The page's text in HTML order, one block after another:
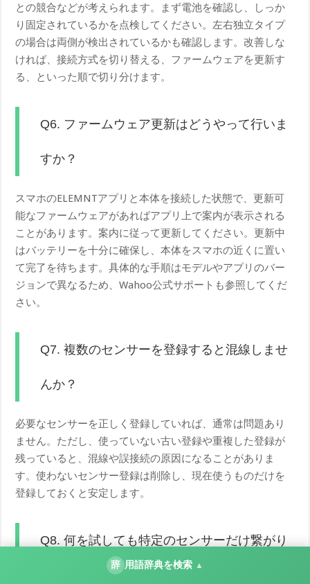
との競合などが考えられます。まず電池を確認し、しっか
り固定されているかを点検してください。左右独立タイプ
の場合は両側が検出されているかも確認します。改善しな
ければ、接続方式を切り替える、ファームウェアを更新す
る、といった順で切り分けます。
Q6. ファームウェア更新はどうやって行いま
すか？
スマホのELEMNTアプリと本体を接続した状態で、更新可
能なファームウェアがあればアプリ上で案内が表示される
ことがあります。案内に従って更新してください。更新中
はバッテリーを十分に確保し、本体をスマホの近くに置い
て完了を待ちます。具体的な手順はモデルやアプリのバー
ジョンで異なるため、Wahoo公式サポートも参照してくだ
さい。
Q7. 複数のセンサーを登録すると混線しませ
んか？
必要なセンサーを正しく登録していれば、通常は問題あり
ません。ただし、使っていない古い登録や重複した登録が
残っていると、混線や誤接続の原因になることがありま
す。使わないセンサー登録は削除し、現在使うものだけを
登録しておくと安定します。
Q8. 何を試しても特定のセンサーだけ繋がり
ません。故障でしょうか？
辞 用語辞典を検索 ▲